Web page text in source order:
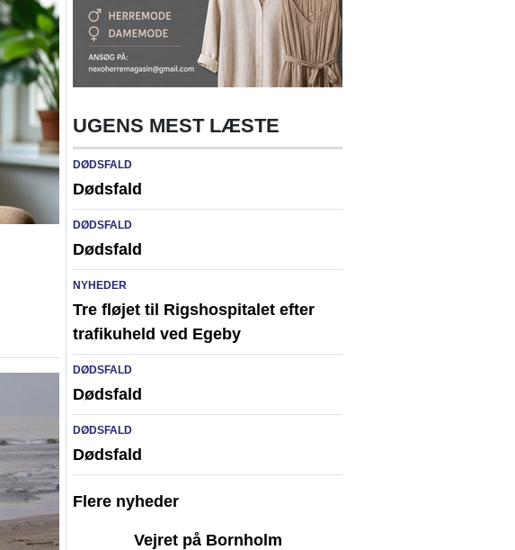
UGENS MEST LÆSTE
DØDSFALD
Dødsfald
DØDSFALD
Dødsfald
NYHEDER
Tre fløjet til Rigshospitalet efter
trafikuheld ved Egeby
DØDSFALD
Dødsfald
DØDSFALD
Dødsfald
Flere nyheder
Vejret på Bornholm